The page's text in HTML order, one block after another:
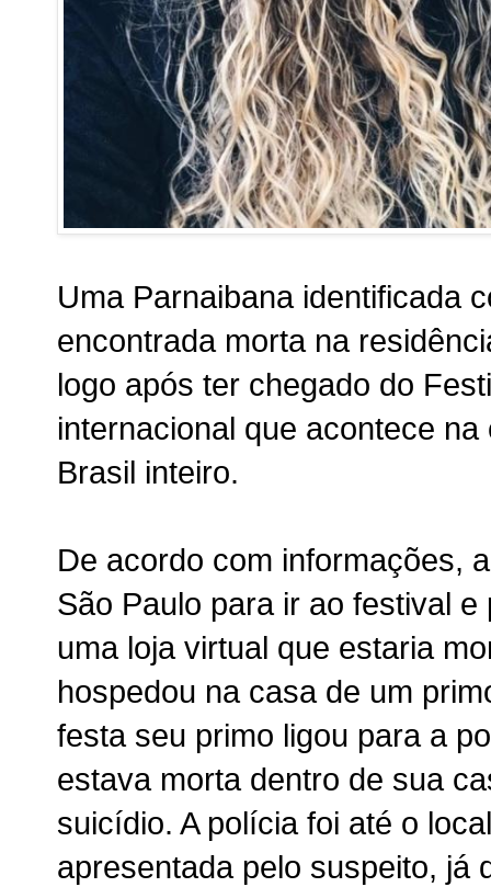
Uma Parnaibana identificada
encontrada morta na
logo após ter chegado do
internacional que acontece
Brasil inteiro.
De acordo com informações,
São Paulo para ir ao festival
uma loja virtual que estaria
hospedou na casa de um
festa seu primo ligou para a
estava morta dentro de sua
suicídio. A polícia foi até o
apresentada pelo suspeito, já